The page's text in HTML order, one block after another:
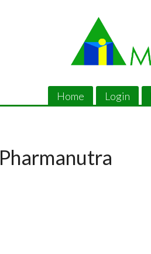
Home Login
Pharmanutra